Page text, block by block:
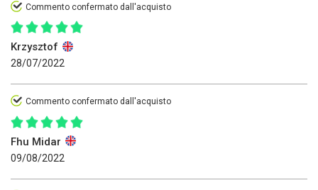
Commento confermato dall'acquisto
Krzysztof
28/07/2022
Commento confermato dall'acquisto
Fhu Midar
09/08/2022